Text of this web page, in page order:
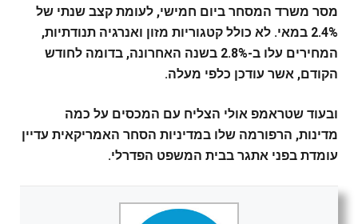
מסר משרד המסחר ביום חמישי, לעומת קצב שנתי של
2.4% במאי. לא כולל קטגוריות מזון ואנרגיה תנודתיות,
המחירים עלו ב-2.8% בשנה האחרונה, בדומה לחודש
הקודם, אשר עודכן כלפי מעלה.
ובעוד שטראמפ אולי הצליח עם המכסים על כמה
מדינות, הרפורמה שלו במדיניות הסחר האמריקאית עדיין
עומדת בפני אתגר בבית המשפט הפדרלי.